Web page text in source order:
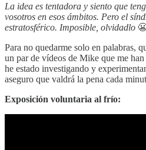
La idea es tentadora y siento que
vosotros en esos ámbitos. Pero el
estratosférico. Imposible, olvidadlo
Para no quedarme solo en palabras,
un par de vídeos de Mike que me
he estado investigando y
aseguro que valdrá la pena cada
Exposición voluntaria al frío: